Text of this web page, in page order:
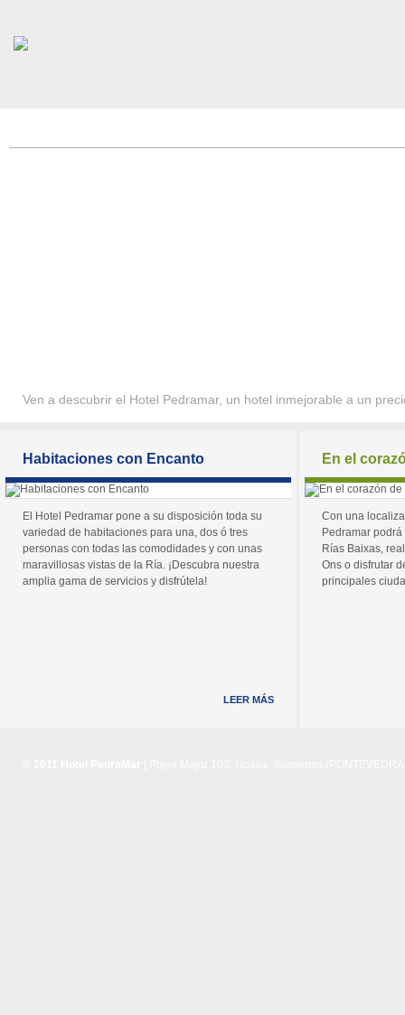
Ven a descubrir el Hotel Pedramar, un hotel inmejorable a un
Habitaciones con Encanto
El Hotel Pedramar pone a su disposición toda su
variedad de habitaciones para una, dos ó tres
personas con todas las comodidades y con unas
maravillosas vistas de la Ría. ¡Descubra nuestra
amplia gama de servicios y disfrútela!
LEER MÁS
En el
Con una
Pedramar
Rías Baixas,
Ons o disfrutar
principales